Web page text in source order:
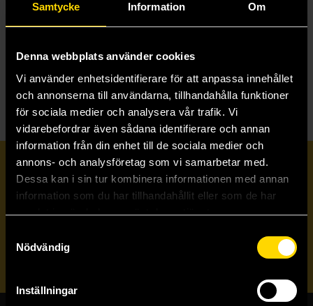
Samtycke Information Om
Denna webbplats använder cookies
Vi använder enhetsidentifierare för att anpassa innehållet
och annonserna till användarna, tillhandahålla funktioner
för sociala medier och analysera vår trafik. Vi
vidarebefordrar även sådana identifierare och annan
information från din enhet till de sociala medier och
annons- och analysföretag som vi samarbetar med.
Dessa kan i sin tur kombinera informationen med annan
information som du har tillhandahållit eller som de har
samlat in när du har använt deras tjänster.
Nödvändig
Inställningar
Queen's Council
Queens of Elben
Queens Shadow
Prenumerera på vårt nyhetsbrev
Veckobrevet
Skicka